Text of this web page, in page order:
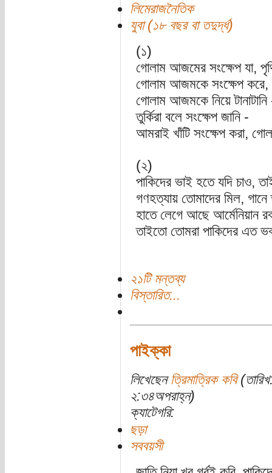
লিমেরাজনৈতিক
যুবা (১৮ বছর বা তদুর্দ্ধ)
(১)
গোলাম আজমের সংক্ষেপ যা,
গোলাম আজমকে সংক্ষেপ করে,
গোলাম আজমকে নিয়ে টানাটানি
তুর্কিরা বলে সংক্ষেপ জানি -
আমরাই খাঁটি সংক্ষেপ করা,
(২)
পাকিদের ভাই হতে যদি চাও,
গণহত্যায় তোমাদের মিল,
হাতে লেগে আছে আর্মেনিয়ান
তাইতো তোমরা পাকিদের এত
২১টি মন্তব্য
বিস্তারিত...
পাইক্কা
লিখেছেন ত্রিমাত্রিক কবি
২:৩৪অপরাহ্ন)
ক্যাটেগরি:
ছড়া
সববয়সী